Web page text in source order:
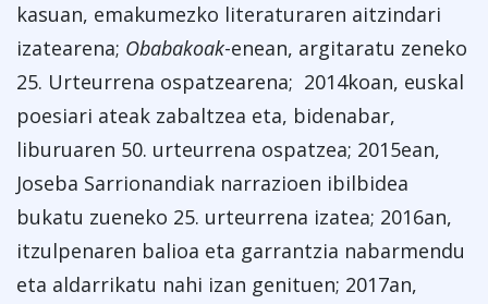
kasuan, emakumezko literaturaren aitzindari
izatearena; Obabakoak-enean, argitaratu zeneko
25. Urteurrena ospatzearena; 2014koan, euskal
poesiari ateak zabaltzea eta, bidenabar,
liburuaren 50. urteurrena ospatzea; 2015ean,
Joseba Sarrionandiak narrazioen ibilbidea
bukatu zueneko 25. urteurrena izatea; 2016an,
itzulpenaren balioa eta garrantzia nabarmendu
eta aldarrikatu nahi izan genituen; 2017an,